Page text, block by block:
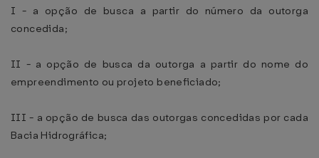
I - a opção de busca a partir do número da outorga
concedida;
II - a opção de busca da outorga a partir do nome do
empreendimento ou projeto beneficiado;
III - a opção de busca das outorgas concedidas por cada
Bacia Hidrográfica;